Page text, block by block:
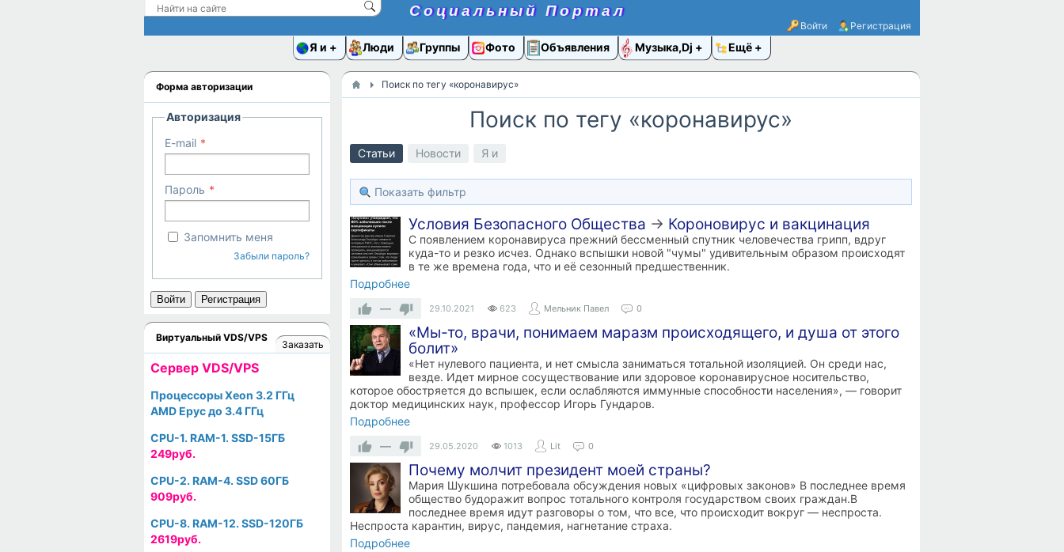
Социальный Портал
Войти Регистрация
Я и Люди Группы Фото Объявления Музыка,Dj Ещё
Поиск по тегу «коронавирус»
Поиск по тегу «коронавирус»
Статьи Новости Я и
Показать фильтр
Условия Безопасного Общества → Короновирус и вакцинация
С появлением коронавируса прежний бессменный спутник человечества грипп, вдруг
куда-то и резко исчез. Однако вспышки новой "чумы" удивительным образом происходят
в те же времена года, что и её сезонный предшественник.
Подробнее
—
29.10.2021 623 Мельник Павел 0
«Мы-то, врачи, понимаем маразм происходящего, и душа от этого
болит»
«Нет нулевого пациента, и нет смысла заниматься тотальной изоляцией. Он среди нас,
везде. Идет мирное сосуществование или здоровое коронавирусное носительство,
которое обостряется до вспышек, если ослабляются иммунные способности населения», — говорит
доктор медицинских наук, профессор Игорь Гундаров.
Подробнее
—
29.05.2020 1013 Lit 0
Почему молчит президент моей страны?
Мария Шукшина потребовала обсуждения новых «цифровых законов» В последнее время
общество будоражит вопрос тотального контроля государством своих граждан.В
последнее время идут разговоры о том, что все, что происходит вокруг — неспроста.
Неспроста карантин, вирус, пандемия, нагнетание страха.
Подробнее
Форма авторизации
Авторизация
E-mail
Пароль
Запомнить меня
Забыли пароль?
Войти Регистрация
Виртуальный VDS/VPS
Заказать
Cервер VDS/VPS
Процессоры Xeon 3.2 ГГц
AMD Epyc до 3.4 ГГц
CPU-1. RAM-1. SSD-15ГБ
249руб.
CPU-2. RAM-4. SSD 60ГБ
909руб.
CPU-8. RAM-12. SSD-120ГБ
2619руб.